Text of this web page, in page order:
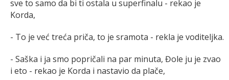
sve to samo da bi ti ostala u superfinalu - rekao je
Korda,
- To je već treća priča, to je sramota - rekla je voditeljka.
- Saška i ja smo popričali na par minuta, Đole ju je zvao
i eto - rekao je Korda i nastavio da plače,